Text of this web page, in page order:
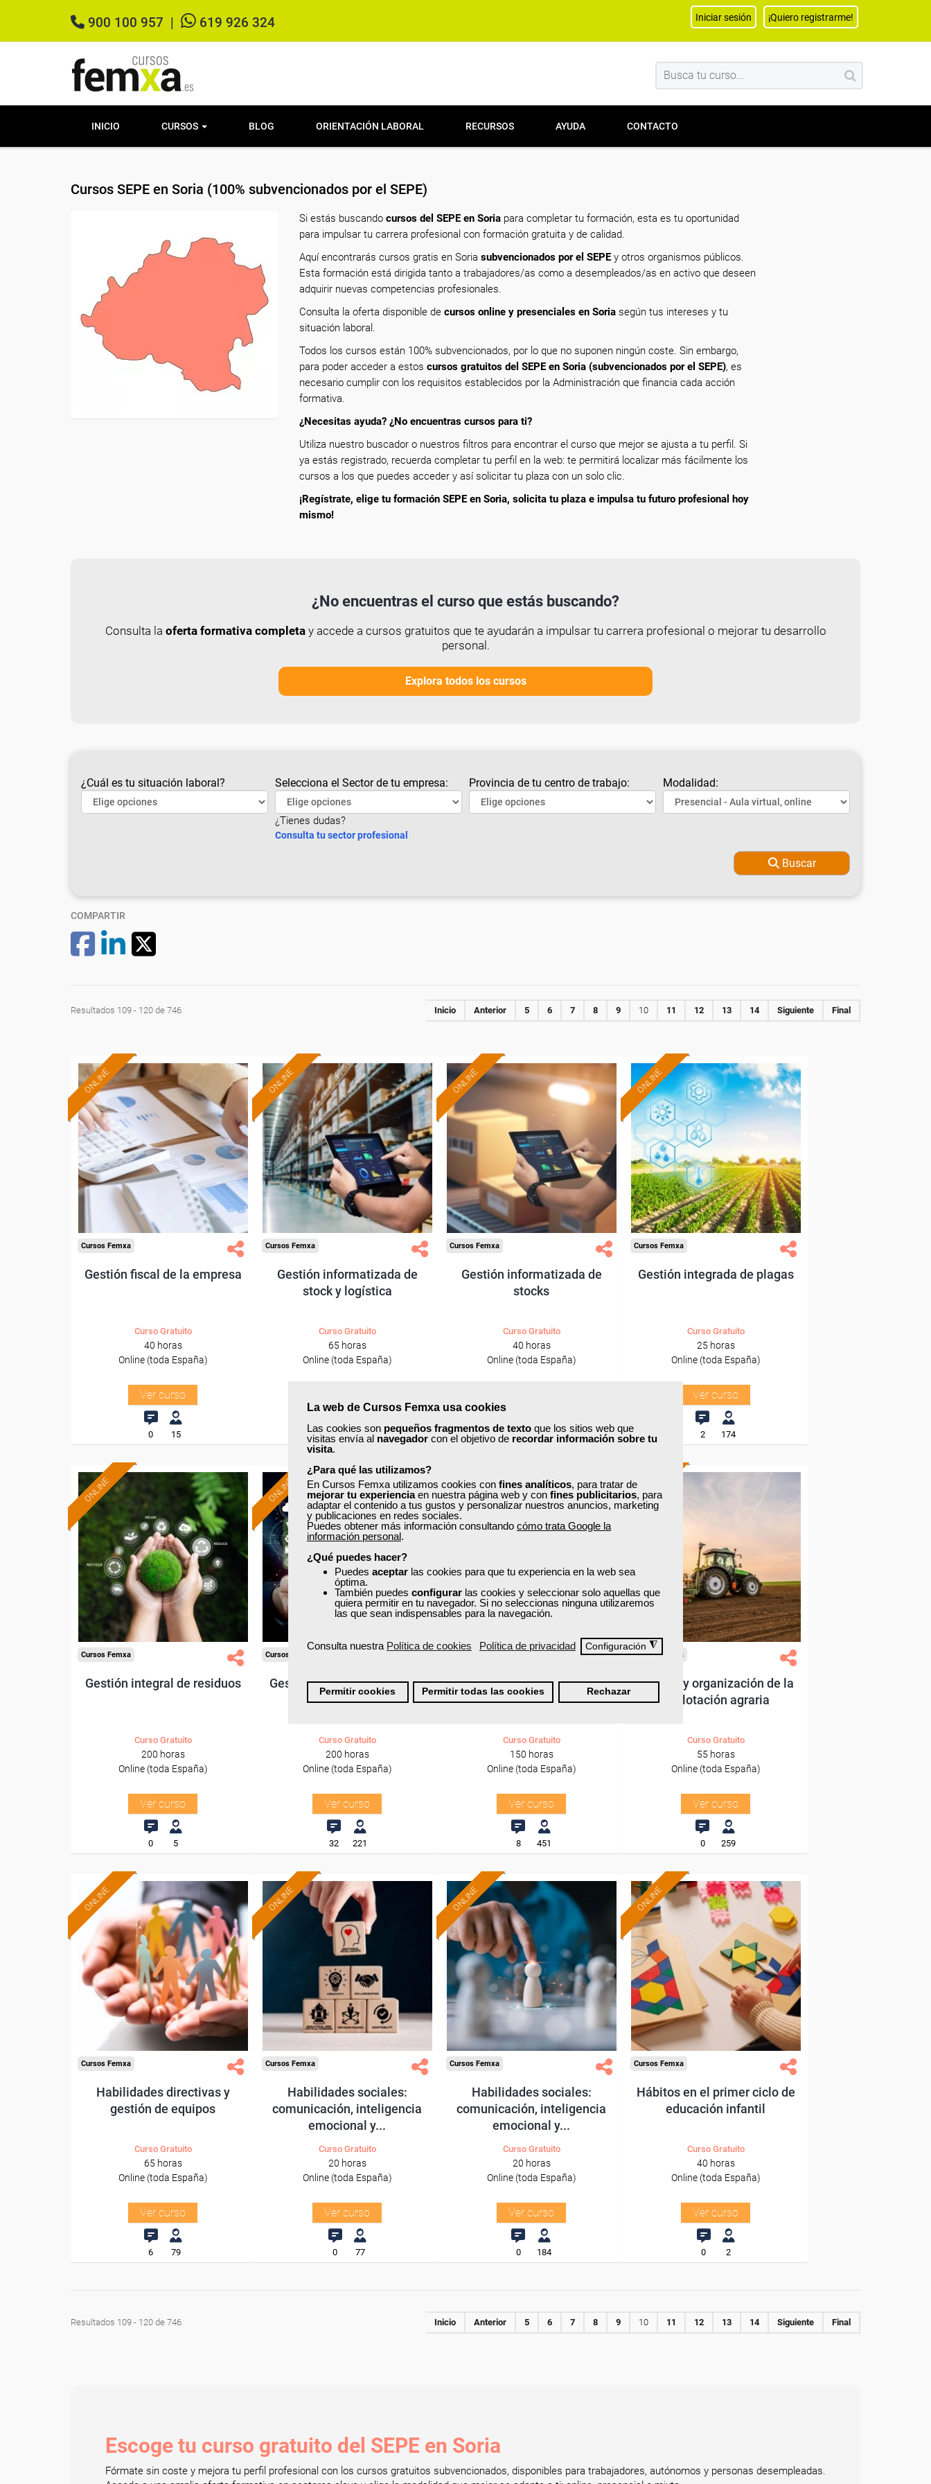
La web de Cursos Femxa usa cookies
Las cookies son pequeños fragmentos de texto que los sitios web que
visitas envía al navegador con el objetivo de recordar información sobre tu
visita.
¿Para qué las utilizamos?
En Cursos Femxa utilizamos cookies con fines analíticos, para tratar de
mejorar tu experienciaen nuestra página web y con fines publicitarios, para
adaptar el contenido a tus gustos y personalizar nuestros anuncios, marketing
y publicaciones en redes sociales.
Puedes obtener más información consultando cómo trata Google la
información personal.
¿Qué puedes hacer?
Puedes aceptar las cookies para que tu experiencia en la web sea
óptima.
También puedes configurar las cookies y seleccionar solo aquellas que
quiera permitir en tu navegador. Si no seleccionas ninguna utilizaremos
las que sean indispensables para la navegación.
Consulta nuestra Política de cookies Política de privacidad Configuración ◮
Permitir cookies Permitir todas las cookies Rechazar
900 100 957 619 926 324 Iniciar sesión ¡Quiero registrarme!
INICIO CURSOS BLOG ORIENTACIÓN LABORAL RECURSOS AYUDA CONTACTO
Cursos SEPE en Soria (100% subvencionados por el SEPE)
Si estás buscando cursos del SEPE en Soria para completar tu formación, esta es tu oportunidad
para impulsar tu carrera profesional con formación gratuita y de calidad.
Aquí encontrarás cursos gratis en Soria subvencionados por el SEPEy otros organismos públicos.
Esta formación está dirigida tanto a trabajadores/as como a desempleados/as en activo que deseen
adquirir nuevas competencias profesionales.
Consulta la oferta disponible de cursos online y presenciales en Soria según tus intereses y tu
situación laboral.
Todos los cursos están 100% subvencionados, por lo que no suponen ningún coste. Sin embargo,
para poder acceder a estos cursos gratuitos del SEPE en Soria (subvencionados por el SEPE), es
necesario cumplir con los requisitos establecidos por la Administración que financia cada acción
formativa.
¿Necesitas ayuda? ¿No encuentras cursos para ti?
Utiliza nuestro buscador o nuestros filtros para encontrar el curso que mejor se ajusta a tu perfil. Si
ya estás registrado, recuerda completar tu perfil en la web: te permitirá localizar más fácilmente los
cursos a los que puedes acceder y así solicitar tu plaza con un solo clic.
¡Regístrate, elige tu formación SEPE en Soria, solicita tu plaza e impulsa tu futuro profesional hoy
mismo!
¿No encuentras el curso que estás buscando?
Consulta la oferta formativa completay accede a cursos gratuitos que te ayudarán a impulsar tu carrera profesional o mejorar tu desarrollo
personal.
Explora todos los cursos
¿Cuál es tu situación laboral? Selecciona el Sector de tu empresa:
¿Tienes dudas?
Consulta tu sector profesional
Provincia de tu centro de trabajo: Modalidad:
Buscar
COMPARTIR
Resultados 109 - 120 de 746 Inicio Anterior 5 6 7 8 9 10 11 12 13 14 Siguiente Final
ONLINE
Formación 100%
subvencionada.
Para desempleados,
trabajadores y autónomos.
Sector
-Servicios a las Empresas.
Cursos Femxa
Gestión fiscal de la empresa
Curso Gratuito
40 horas
Online (toda España)
Ver curso
0 15
ONLINE
Formación 100%
subvencionada.
Para desempleados,
trabajadores y autónomos.
Sector
-Grandes Almacenes.
Cursos Femxa
Gestión informatizada de
stock y logística
Curso Gratuito
65 horas
Online (toda España)
0 123
ONLINE
Formación 100%
subvencionada.
Para desempleados,
trabajadores y autónomos.
Sector
-Transporte y Logística.
Cursos Femxa
Gestión informatizada de
stocks
Curso Gratuito
40 horas
Online (toda España)
0 11
ONLINE
Formación 100%
subvencionada.
Para desempleados,
trabajadores y autónomos.
Sector
-Agricultura y Ganadería.
Cursos Femxa
Gestión integrada de plagas
Curso Gratuito
25 horas
Online (toda España)
Ver curso
2 174
ONLINE
Formación 100%
subvencionada.
Para desempleados,
trabajadores y autónomos.
Sector
-Mediambiente.
Cursos Femxa
Gestión integral de residuos
Curso Gratuito
200 horas
Online (toda España)
Ver curso
0 5
ONLINE
Formación 100%
subvencionada.
Para desempleados,
trabajadores y autónomos.
Sector
-Industria Química.
Cursos Femxa
Gestión integral de residuos
Curso Gratuito
200 horas
Online (toda España)
Ver curso
32 221
ONLINE
Formación 100%
subvencionada.
trabajadores y autónomos.
Sector
-Metal.
Gestión logística
Curso Gratuito
150 horas
Online (toda España)
Ver curso
8 451
ONLINE
Para desempleados,
trabajadores y autónomos.
Sector
-Agricultura y Ganadería.
Cursos Femxa
Gestión y organización de la
explotación agraria
Curso Gratuito
55 horas
Online (toda España)
Ver curso
0 259
ONLINE
Formación 100%
subvencionada.
Para desempleados,
trabajadores y autónomos.
Sector
-Administración.
Cursos Femxa
Habilidades directivas y
gestión de equipos
Curso Gratuito
65 horas
Online (toda España)
Ver curso
6 79
ONLINE
Formación 100%
subvencionada.
Para desempleados,
trabajadores y autónomos.
Sector
-Administración.
Cursos Femxa
Habilidades sociales:
comunicación, inteligencia
emocional y...
Curso Gratuito
20 horas
Online (toda España)
Ver curso
0 77
ONLINE
Formación 100%
subvencionada.
Para desempleados,
trabajadores y autónomos.
Sector
-Otros Servicios.
Cursos Femxa
Habilidades sociales:
comunicación, inteligencia
emocional y...
Curso Gratuito
20 horas
Online (toda España)
Ver curso
0 184
ONLINE
Formación 100%
subvencionada.
Para desempleados,
trabajadores y autónomos.
Sector
-Educación.
Cursos Femxa
Hábitos en el primer ciclo de
educación infantil
Curso Gratuito
40 horas
Online (toda España)
Ver curso
0 2
Resultados 109 - 120 de 746 Inicio Anterior 5 6 7 8 9 10 11 12 13 14 Siguiente Final
Escoge tu curso gratuito del SEPE en Soria
Fórmate sin coste y mejora tu perfil profesional con los cursos gratuitos subvencionados, disponibles para trabajadores, autónomos y personas desempleadas.